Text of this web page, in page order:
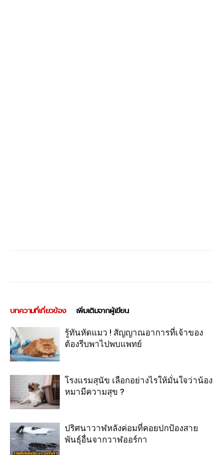
บทความที่เกี่ยวข้อง เพิ่มเติมจากผู้เขียน
รู้ทันหัดแมว ! สัญญาณอาการที่เจ้าของ
ต้องรีบพาไปพบแพทย์
โรงแรมสุนัข เลือกอย่างไรให้มั่นใจว่าน้อง
หมามีความสุข ?
ปริศนาวาฬหลังค่อมที่คอยปกป้องสาย
พันธุ์อื่นจากวาฬออร์กา